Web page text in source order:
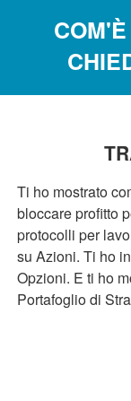
Ti ho mostrato
bloccare profitto
protocolli per
su Azioni. Ti ho
Opzioni. E ti ho
Portafoglio di